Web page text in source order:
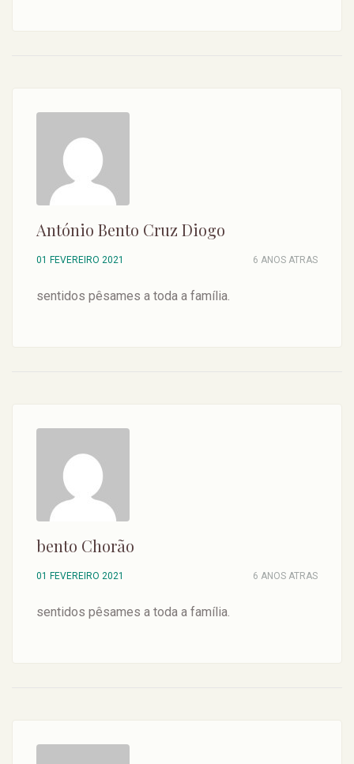
António Bento Cruz Diogo
01 FEVEREIRO 2021 6 ANOS ATRAS
sentidos pêsames a toda a família.
bento Chorão
01 FEVEREIRO 2021 6 ANOS ATRAS
sentidos pêsames a toda a família.